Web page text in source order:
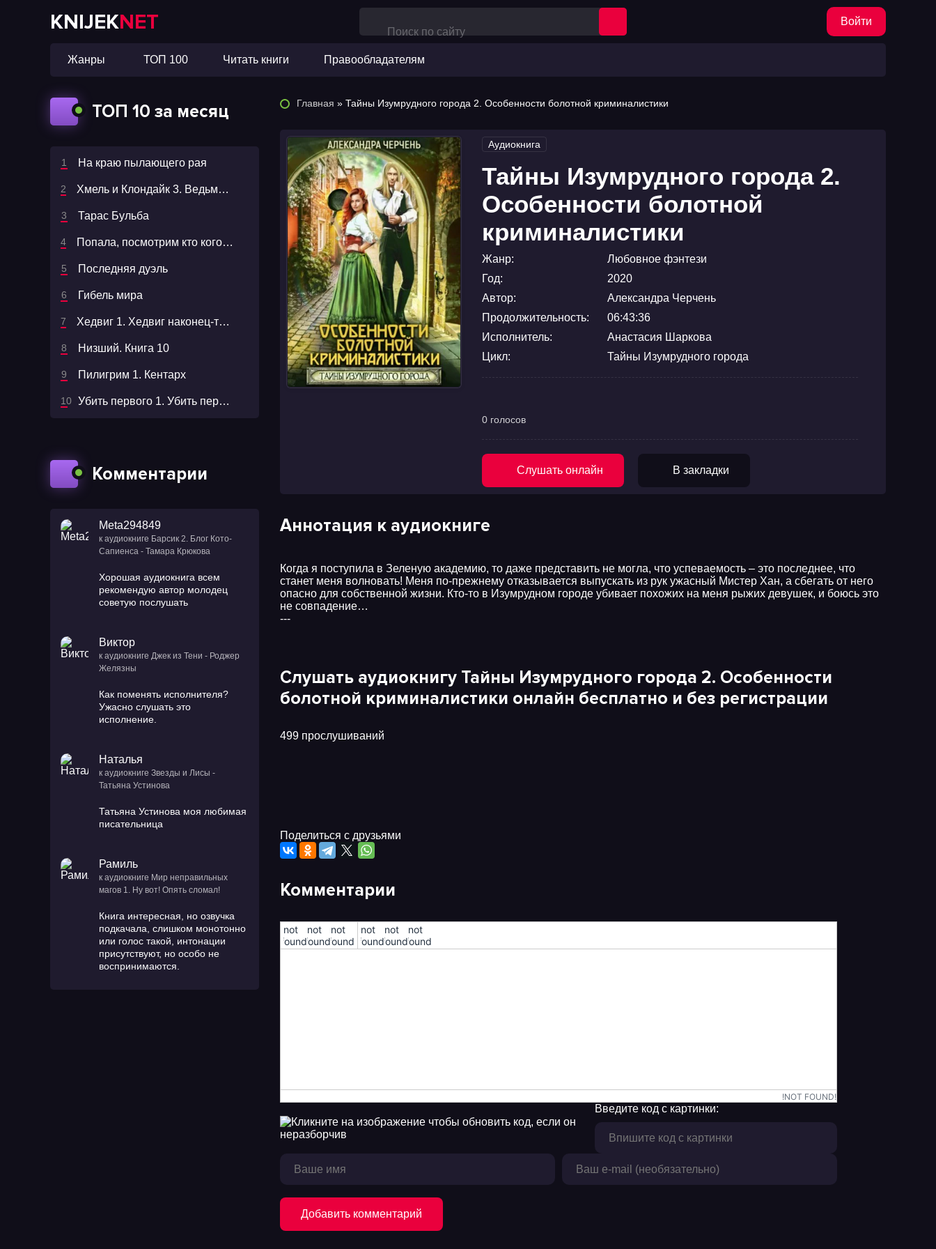
KNIJEKNET Войти
Жанры ТОП 100 Читать книги Правообладателям
ТОП 10 за месяц
На краю пылающего рая
Хмель и Клондайк 3. Ведьмы, карта, карабин- Андрей Круз, Павел Корнев
Тарас Бульба
Попала, посмотрим кто кого - Ольга Олие
Последняя дуэль
Гибель мира
Хедвиг 1. Хедвиг наконец-то идёт в школу! - Фрида Нильсон
Низший. Книга 10
Пилигрим 1. Кентарх
Убить первого 1. Убить первого - Иван Шайдулин
Комментарии
Meta294849
к аудиокниге Барсик 2. Блог Кото-
Сапиенса - Тамара Крюкова
Хорошая аудиокнига всем
рекомендую автор молодец
советую послушать
Виктор
к аудиокниге Джек из Тени - Роджер
Желязны
Как поменять исполнителя?
Ужасно слушать это
исполнение.
Наталья
к аудиокниге Звезды и Лисы -
Татьяна Устинова
Татьяна Устинова моя любимая
писательница
Рамиль
к аудиокниге Мир неправильных
магов 1. Ну вот! Опять сломал!
Книга интересная, но озвучка
подкачала, слишком монотонно
или голос такой, интонации
присутствуют, но особо не
воспринимаются.
Главная » Тайны Изумрудного города 2. Особенности болотной криминалистики
Аудиокнига
Тайны Изумрудного города 2.
Особенности болотной
криминалистики
Жанр:
Любовное фэнтези
Год:
2020
Автор:
Александра Черчень
Продолжительность:
06:43:36
Исполнитель:
Анастасия Шаркова
Цикл:
Тайны Изумрудного города
0 голосов
Слушать онлайн В закладки
Аннотация к аудиокниге
Когда я поступила в Зеленую академию, то даже представить не могла, что успеваемость – это последнее, что
станет меня волновать! Меня по-прежнему отказывается выпускать из рук ужасный Мистер Хан, а сбегать от него
опасно для собственной жизни. Кто-то в Изумрудном городе убивает похожих на меня рыжих девушек, и боюсь это
не совпадение…
---
Слушать аудиокнигу Тайны Изумрудного города 2. Особенности
болотной криминалистики онлайн бесплатно и без регистрации
499 прослушиваний
Поделиться с друзьями
Комментарии
!not
found!
!not
found!
!not
found!
!not
found!
!not
found!
!not
found!
!NOT FOUND!
Введите код с картинки:
Добавить комментарий